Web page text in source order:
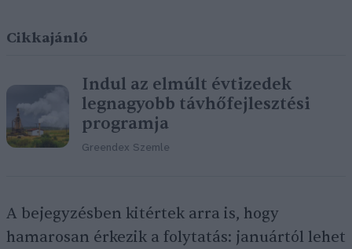
Cikkajánló
Indul az elmúlt évtizedek
legnagyobb távhőfejlesztési
programja
Greendex Szemle
A bejegyzésben kitértek arra is, hogy
hamarosan érkezik a folytatás: januártól lehet